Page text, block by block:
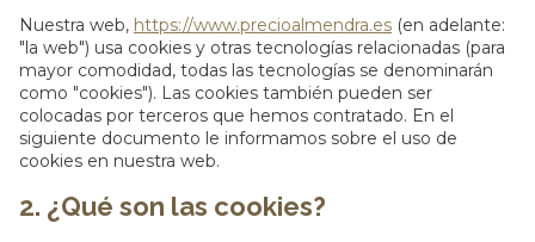
Nuestra web, https://www.precioalmendra.es (en adelante:
"la web") usa cookies y otras tecnologías relacionadas (para
mayor comodidad, todas las tecnologías se denominarán
como "cookies"). Las cookies también pueden ser
colocadas por terceros que hemos contratado. En el
siguiente documento le informamos sobre el uso de
cookies en nuestra web.
2. ¿Qué son las cookies?